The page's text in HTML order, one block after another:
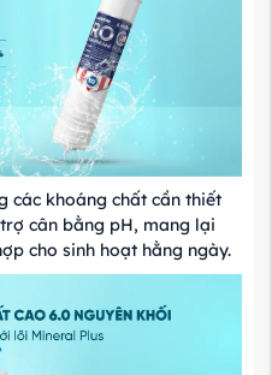
các khoáng chất cần thiết
cân bằng pH, mang lại
cho sinh hoạt hằng ngày.